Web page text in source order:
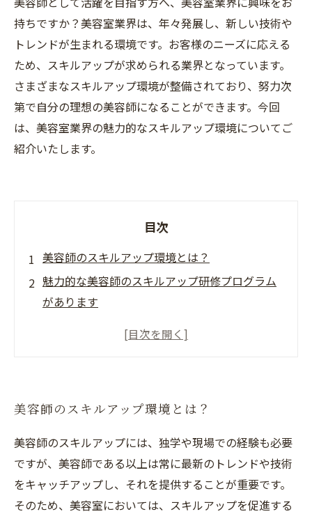
持ちですか？美容室業界は、年々発展し、新しい技術や
トレンドが生まれる環境です。お客様のニーズに応える
ため、スキルアップが求められる業界となっています。
さまざまなスキルアップ環境が整備されており、努力次
第で自分の理想の美容師になることができます。今回
は、美容室業界の魅力的なスキルアップ環境についてご
紹介いたします。
目次
美容師のスキルアップ環境とは？
魅力的な美容師のスキルアップ研修プログラム
があります
美容師としてのスキルアップに必要なトレーニ
美容師のスキルアップは、キャリアアップにつ
ながる唯一の方法です
美容師のスキルアップ環境とは？
美容師のスキルアップには、独学や現場での経験も必要
ですが、美容師である以上は常に最新のトレンドや技術
をキャッチアップし、それを提供することが重要です。
そのため、美容室においては、スキルアップを促進する